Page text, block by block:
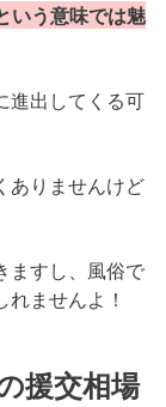
いう意味では魅
進出してくる可
ありませんけど
ますし、風俗で
ませんよ！
援交相場